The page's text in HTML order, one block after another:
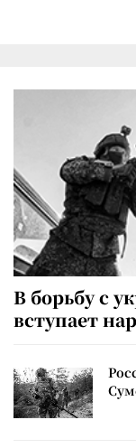
В борьбу с
вступает